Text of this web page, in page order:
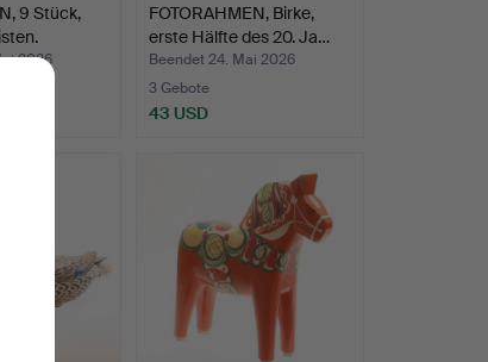
9 Stück,
2026
FOTORAHMEN, Birke,
erste Hälfte des 20. Ja…
Beendet 24. Mai 2026
3 Gebote
43 USD